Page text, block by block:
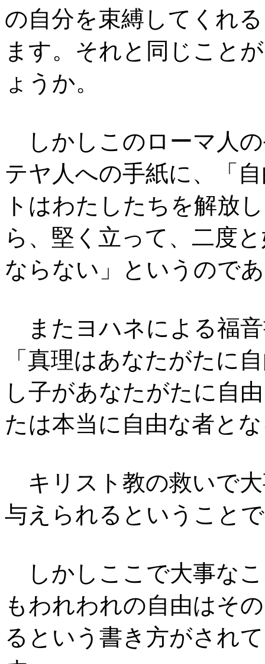
の自分を束縛してくれ
ます。それと同じこと
ょうか。
しかしこのローマ人
テヤ人への手紙に、「
トはわたしたちを解放
ら、堅く立って、二度
ならない」というので
またヨハネによる福
「真理はあなたがたに
し子があなたがたに自
たは本当に自由な者と
キリスト教の救いで
与えられるということ
しかしここで大事な
もわれわれの自由はそ
るという書き方がされ